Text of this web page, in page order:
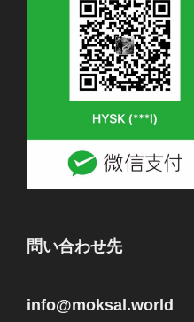
問い合わせ先
info@moksal.world